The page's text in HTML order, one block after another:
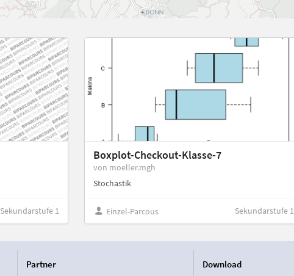
Sekundarstufe 1
Boxplot-Checkout-Klasse-7
von moeller.mgh
Stochastik
Einzel-Parcous Sekundarstufe 1
Partner
Download